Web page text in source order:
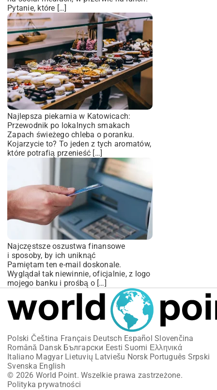
Pytanie, które […]
Najlepsza piekarnia w Katowicach:
Przewodnik po lokalnych smakach
Zapach świeżego chleba o poranku.
Kojarzycie to? To jeden z tych aromatów,
które potrafią przenieść […]
Najczęstsze oszustwa finansowe
i sposoby, by ich uniknąć
Pamiętam ten e-mail doskonale.
Wyglądał tak niewinnie, oficjalnie, z logo
mojego banku i prośbą o […]
Polski Čeština Français Deutsch Español Slovenčina
Română Dansk Български Eesti Suomi Ελληνικά
Italiano Magyar Lietuvių Latviešu Norsk Português Srpski
Svenska English
© 2026 World Point. Wszelkie prawa zastrzeżone.
Polityka prywatności